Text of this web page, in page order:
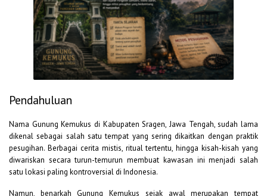
Pendahuluan
Nama Gunung Kemukus di Kabupaten Sragen, Jawa Tengah, sudah lama
dikenal sebagai salah satu tempat yang sering dikaitkan dengan praktik
pesugihan. Berbagai cerita mistis, ritual tertentu, hingga kisah-kisah yang
diwariskan secara turun-temurun membuat kawasan ini menjadi salah
satu lokasi paling kontroversial di Indonesia.
Namun, benarkah Gunung Kemukus sejak awal merupakan tempat